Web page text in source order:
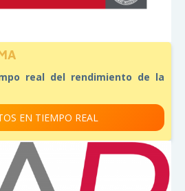
real del rendimiento de la
EN TIEMPO REAL